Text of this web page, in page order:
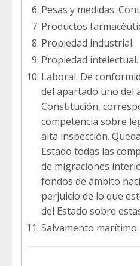
Pesas y medidas.
Productos
Propiedad industrial.
Propiedad intelectual.
Laboral. De
del apartado uno del
Constitución,
competencia sobre
alta inspección.
Estado todas las
de migraciones
fondos de ámbito
perjuicio de lo que
del Estado sobre
Salvamento marítimo.